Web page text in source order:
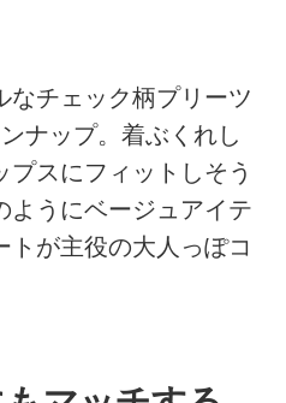
なチェック柄プリーツ
ナップ。着ぶくれし
プスにフィットしそう
ようにベージュアイテ
トが主役の大人っぽコ